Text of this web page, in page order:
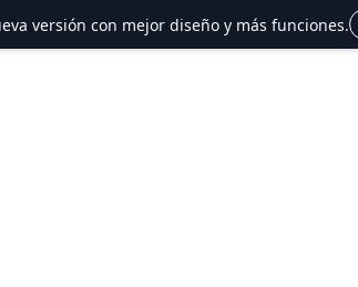
versión con mejor diseño y más funciones.